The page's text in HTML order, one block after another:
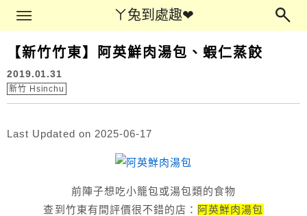
ㄚ兔到處趣❤
Main Menu
【新竹竹東】阿英鮮肉湯包、蝦仁蒸餃
2019.01.31
新竹 Hsinchu
Last Updated on 2025-06-17
前陣子想吃小籠包或湯包類的食物
查到竹東有間評價很不錯的店： 阿英鮮肉湯包